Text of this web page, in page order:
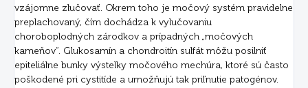
vzájomne zlučovať. Okrem toho je močový systém pravidelne
preplachovaný, čím dochádza k vylučovaniu
choroboplodných zárodkov a prípadných „močových
kameňov“. Glukosamín a chondroitín sulfát môžu posilniť
epiteliálne bunky výstelky močového mechúra, ktoré sú často
poškodené pri cystitíde a umožňujú tak priľnutie patogénov.